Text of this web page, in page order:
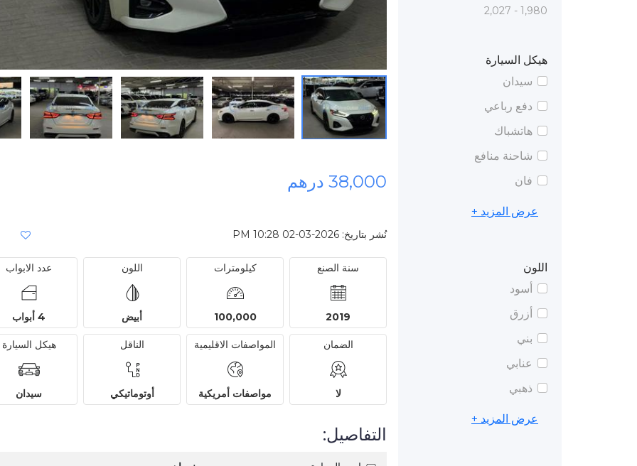
1,980 - 2,027
هيكل السيارة
سيدان
دفع رباعي
هاتشباك
شاحنة منافع
فان
عرض المزيد +
اللون
أسود
أزرق
بني
عنابي
ذهبي
عرض المزيد +
38,000 درهم
نُشر بتاريخ: 2026-03-02 10:28 PM
سنة الصنع
2019
كيلومترات
100,000
اللون
أبيض
عدد الابواب
4 أبواب
الضمان
لا
المواصفات الاقليمية
مواصفات أمريكية
الناقل
أوتوماتيكي
هيكل السيارة
سيدان
التفاصيل: